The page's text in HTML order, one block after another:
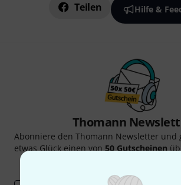
Teilen Hilfe &
Thomann
Abonniere den Thomann Newsletter und
etwas Glück einen von50 Gutscheinen